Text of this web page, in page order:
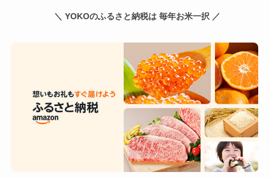
＼ YOKOのふるさと納税は 毎年お米一択 ／